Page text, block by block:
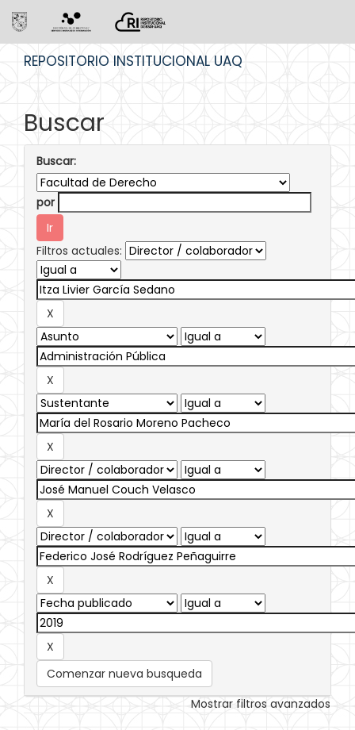
REPOSITORIO INSTITUCIONAL UAQ
Buscar
Buscar:
por
Filtros actuales:
Comenzar nueva busqueda
Mostrar filtros avanzados